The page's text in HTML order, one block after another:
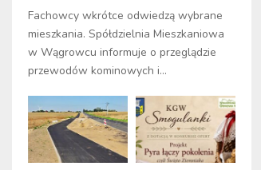
Fachowcy wkrótce odwiedzą wybrane
mieszkania. Spółdzielnia Mieszkaniowa
w Wągrowcu informuje o przeglądzie
przewodów kominowych i...